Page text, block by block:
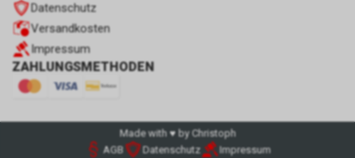
Datenschutz
Versandkosten
Impressum
ZAHLUNGSMETHODEN
Made with ♥ by Christoph
AGB
Datenschutz Impressum